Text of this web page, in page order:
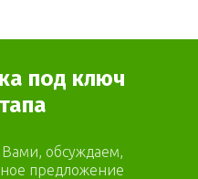
под ключ
обсуждаем,
предложение